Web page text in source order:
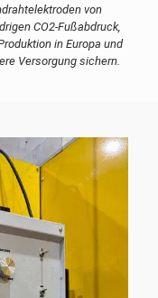
von
CO2-Fußabdruck,
in Europa und
Versorgung sichern.